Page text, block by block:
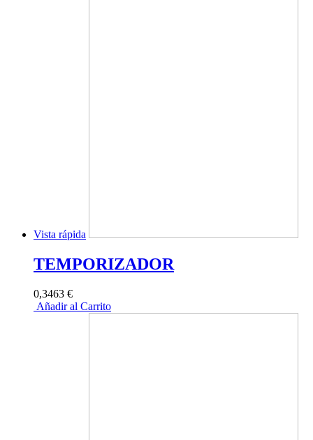
Vista rápida
TEMPORIZADOR
0,3463 €
Añadir al Carrito